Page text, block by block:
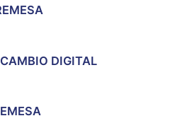
DIGITAL